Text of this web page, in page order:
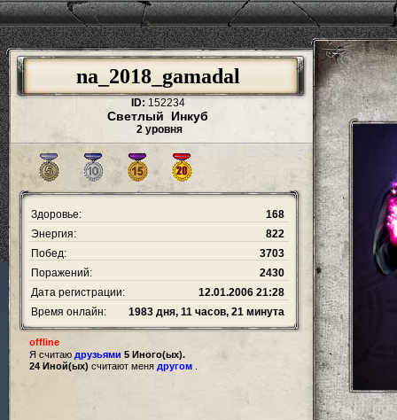
na_2018_gamadal
ID: 152234
Светлый Инкуб
2 уровня
Здоровье:
168
Энергия:
822
Побед:
3703
Поражений:
2430
Дата регистрации:
12.01.2006 21:28
Время онлайн:
1983 дня, 11 часов, 21 минута
offline
Я считаю друзьями 5 Иного(ых).
24 Иной(ых) считают меня другом